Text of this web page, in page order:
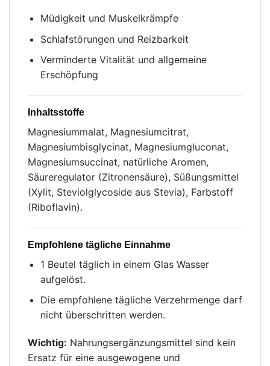
Müdigkeit und Muskelkrämpfe
Schlafstörungen und Reizbarkeit
Verminderte Vitalität und allgemeine
Erschöpfung
Inhaltsstoffe
Magnesiummalat, Magnesiumcitrat,
Magnesiumbisglycinat, Magnesiumgluconat,
Magnesiumsuccinat, natürliche Aromen,
Säureregulator (Zitronensäure), Süßungsmittel
(Xylit, Steviolglycoside aus Stevia), Farbstoff
(Riboflavin).
Empfohlene tägliche Einnahme
1 Beutel täglich in einem Glas Wasser
aufgelöst.
Die empfohlene tägliche Verzehrmenge darf
nicht überschritten werden.
Wichtig: Nahrungsergänzungsmittel sind kein
Ersatz für eine ausgewogene und